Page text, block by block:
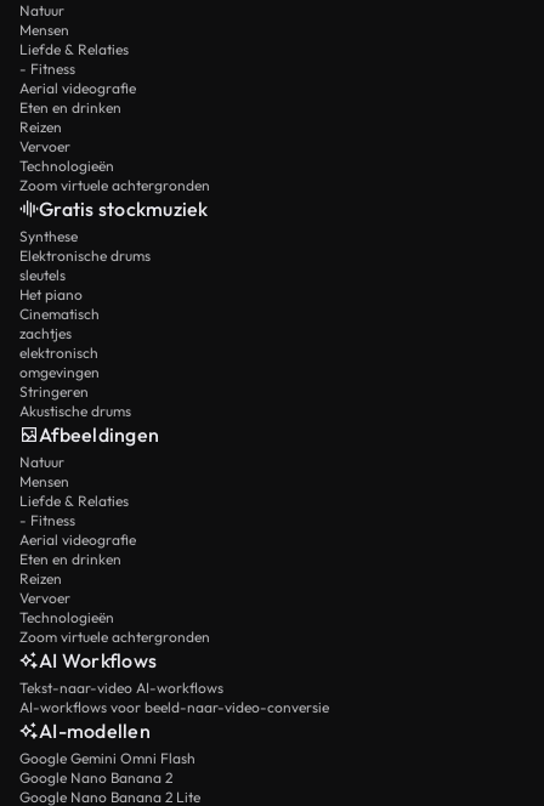
Natuur
Mensen
Liefde & Relaties
- Fitness
Aerial videografie
Eten en drinken
Reizen
Vervoer
Technologieën
Zoom virtuele achtergronden
Gratis stockmuziek
Synthese
Elektronische drums
sleutels
Het piano
Cinematisch
zachtjes
elektronisch
omgevingen
Stringeren
Akustische drums
Afbeeldingen
Natuur
Mensen
Liefde & Relaties
- Fitness
Aerial videografie
Eten en drinken
Reizen
Vervoer
Technologieën
Zoom virtuele achtergronden
AI Workflows
Tekst-naar-video AI-workflows
AI-workflows voor beeld-naar-video-conversie
AI-modellen
Google Gemini Omni Flash
Google Nano Banana 2
Google Nano Banana 2 Lite